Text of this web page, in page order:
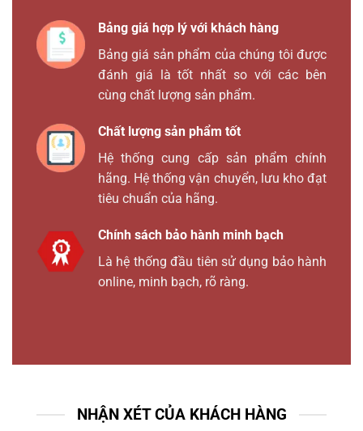
Bảng giá hợp lý với khách hàng
Bảng giá sản phẩm của chúng tôi được
đánh giá là tốt nhất so với các bên
cùng chất lượng sản phẩm.
Chất lượng sản phẩm tốt
Hệ thống cung cấp sản phẩm chính
hãng. Hệ thống vận chuyển, lưu kho đạt
tiêu chuẩn của hãng.
Chính sách bảo hành minh bạch
Là hệ thống đầu tiên sử dụng bảo hành
online, minh bạch, rõ ràng.
NHẬN XÉT CỦA KHÁCH HÀNG